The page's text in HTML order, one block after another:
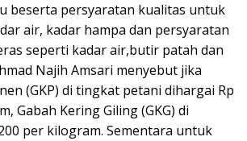
beserta persyaratan kualitas untuk
air, kadar hampa dan persyaratan
seperti kadar air,butir patah dan
Najih Amsari menyebut jika
(GKP) di tingkat petani dihargai Rp
Gabah Kering Giling (GKG) di
per kilogram. Sementara untuk